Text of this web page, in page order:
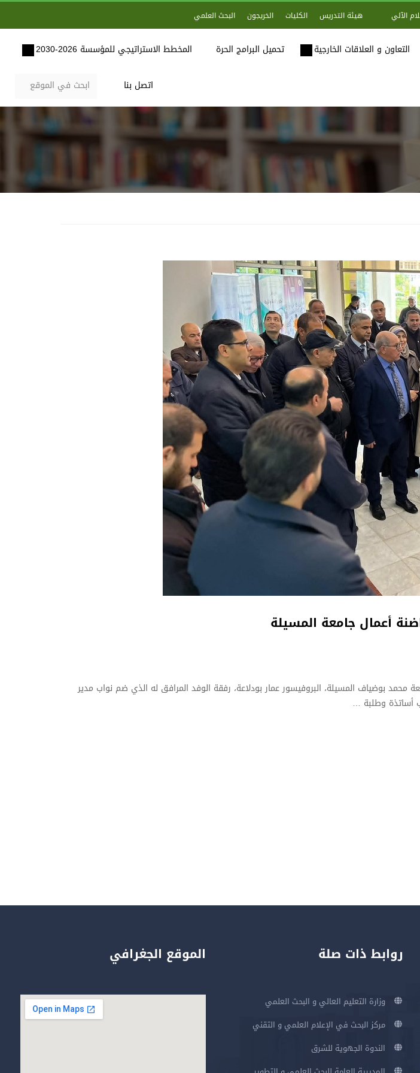
الآلي هيئة التدريس الكليات الخريجون البحث العلمي
التعاون و العلاقات الخارجية تحميل البرامج الحرة المخطط الاستراتيجي للمؤسسة 2026-2030
اتصل بنا
أعمال جامعة المسيلة
موسم الاحتضان للموسم الجامعي 2024–2025، قام مدير جامعة محمد بوضياف المسيلة، البروفيسور عمار بودلاعة، رفقة الوفد المرافق له الذي ضم نواب مدير
أساتذة وطلبة …
روابط ذات صلة
وزارة التعليم العالي و البحث العلمي
مركز البحث في الإعلام العلمي و التقني
الندوة الجهوية للشرق
الموقع الجغرافي